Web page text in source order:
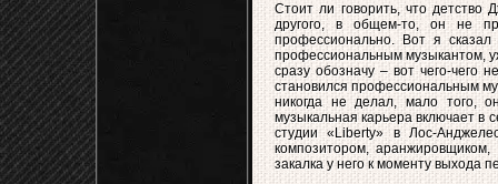
Стоит ли говорить, что детство
другого, в общем-то, он не
профессионально. Вот я
профессиональным музыкантом,
сразу обозначу – вот чего-чего
становился профессиональным
никогда не делал, мало того,
музыкальная карьера включает в
студии «Liberty» в Лос-
композитором,
закалка у него к моменту выхода